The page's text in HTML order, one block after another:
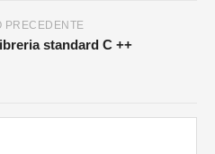
PRECEDENTE
standard C ++